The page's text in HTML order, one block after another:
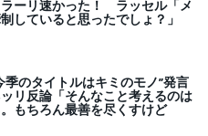
ーリ速かった！ ラッセル「メ
していると思ったでしょ？」
季のタイトルはキミのモノ”発言
リ反論「そんなこと考えるのは
もちろん最善を尽くすけど